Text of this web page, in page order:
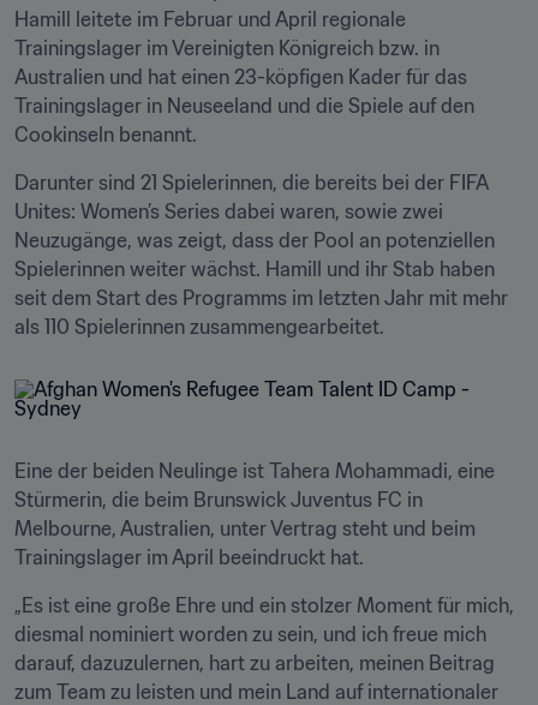
Hamill leitete im Februar und April regionale
Trainingslager im Vereinigten Königreich bzw. in
Australien und hat einen 23-köpfigen Kader für das
Trainingslager in Neuseeland und die Spiele auf den
Cookinseln benannt.
Darunter sind 21 Spielerinnen, die bereits bei der FIFA
Unites: Women’s Series dabei waren, sowie zwei
Neuzugänge, was zeigt, dass der Pool an potenziellen
Spielerinnen weiter wächst. Hamill und ihr Stab haben
seit dem Start des Programms im letzten Jahr mit mehr
als 110 Spielerinnen zusammengearbeitet.
Eine der beiden Neulinge ist Tahera Mohammadi, eine
Stürmerin, die beim Brunswick Juventus FC in
Melbourne, Australien, unter Vertrag steht und beim
Trainingslager im April beeindruckt hat.
„Es ist eine große Ehre und ein stolzer Moment für mich,
diesmal nominiert worden zu sein, und ich freue mich
darauf, dazuzulernen, hart zu arbeiten, meinen Beitrag
zum Team zu leisten und mein Land auf internationaler